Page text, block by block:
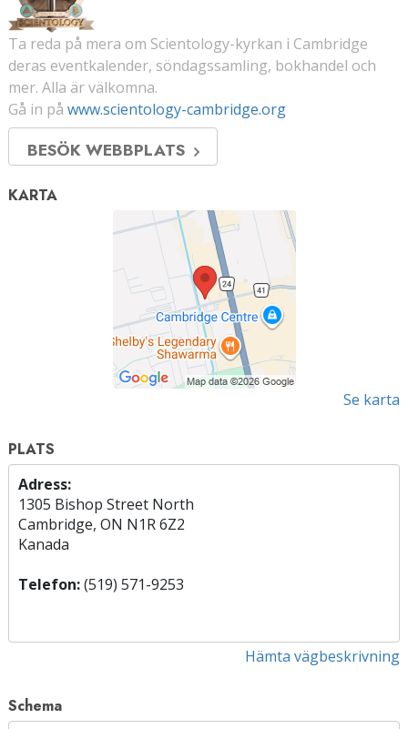
Ta reda på mera om Scientology-kyrkan i Cambridge
deras eventkalender, söndagssamling, bokhandel och
mer. Alla är välkomna.
Gå in på www.scientology-cambridge.org
BESÖK WEBBPLATS
KARTA
Se karta
PLATS
Adress:
1305 Bishop Street North
Cambridge, ON N1R 6Z2
Kanada
Telefon:(519) 571-9253
Hämta vägbeskrivning
Schema